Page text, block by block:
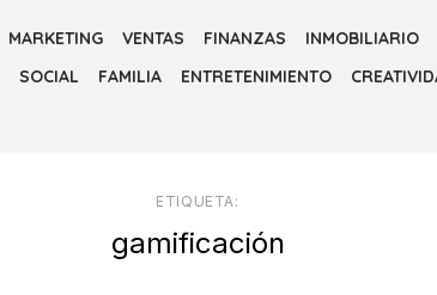
MARKETING VENTAS FINANZAS INMOBILIARIO
SOCIAL FAMILIA ENTRETENIMIENTO
ETIQUETA:
gamificación